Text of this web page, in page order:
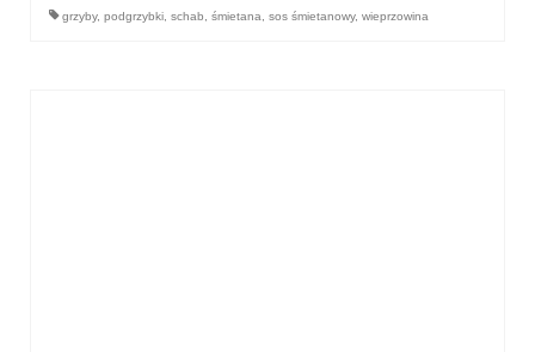
grzyby, podgrzybki schab śmietana sos śmietanowy, wieprzowina